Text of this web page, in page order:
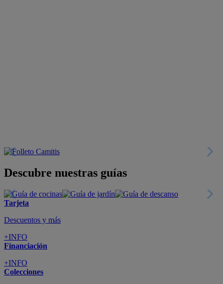
Descubre nuestras guías
Tarjeta
Descuentos y más
+INFO
Financiación
+INFO
Colecciones